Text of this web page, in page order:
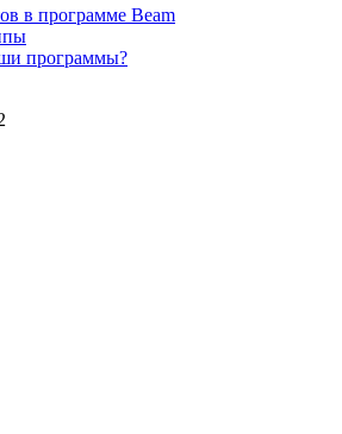
в программе Beam
программы?